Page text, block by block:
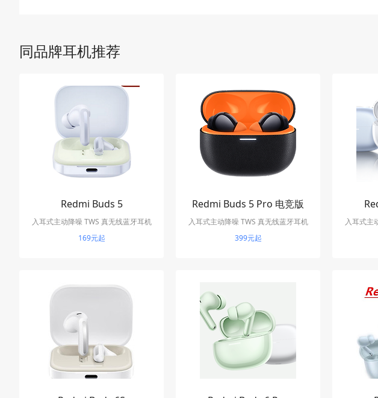
同品牌耳机推荐
Redmi Buds 5
入耳式主动降噪 TWS 真无线蓝牙耳机
169元起
Redmi Buds 5 Pro 电竞版
入耳式主动降噪 TWS 真无线蓝牙耳机
399元起
入耳式主